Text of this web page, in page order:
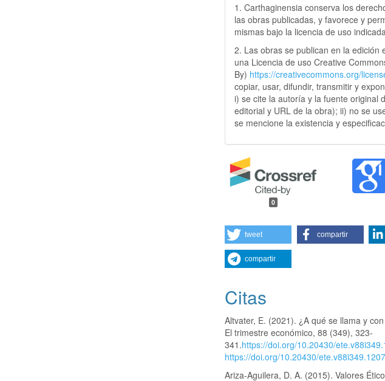
1. Carthaginensia conserva los
las obras publicadas, y favorece y
mismas bajo la licencia de uso
2. Las obras se publican en la edición
una Licencia de uso Creative
By) https://creativecommons.org/
copiar, usar, difundir, transmitir y
i) se cite la autoría y la fuente original
editorial y URL de la obra); ii) no se
se mencione la existencia y
0
tweet compartir
compartir
Citas
Altvater, E. (2021). ¿A qué se llama y
El trimestre económico, 88 (349), 323-
341.https://doi.org/10.20430/
https://doi.org/10.20430/ete.v88i349.1207
Ariza-Aguilera, D. A. (2015). Valores